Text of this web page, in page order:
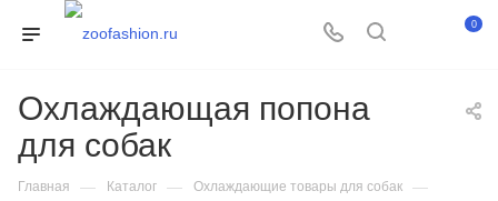
0
Охлаждающая попона
для собак
Главная — Каталог — Охлаждающие товары для собак —